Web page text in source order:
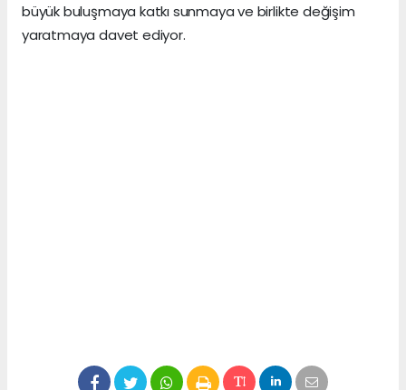
büyük buluşmaya katkı sunmaya ve birlikte değişim
yaratmaya davet ediyor.